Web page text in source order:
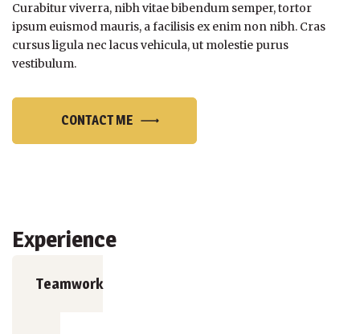
Curabitur viverra, nibh vitae bibendum semper, tortor
ipsum euismod mauris, a facilisis ex enim non nibh. Cras
cursus ligula nec lacus vehicula, ut molestie purus
vestibulum.
CONTACT ME
Experience
Teamwork